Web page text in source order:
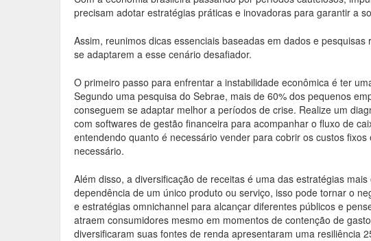
o
o
k
precisam adotar estratégias práticas e inovadoras para garantir a
Assim, reunimos dicas essenciais baseadas em dados e
se adaptarem a esse cenário desafiador.
O primeiro passo para enfrentar a instabilidade econômica é ter
Segundo uma pesquisa do Sebrae, mais de 60% dos pequenos
conseguem se adaptar melhor a períodos de crise. Realize um
com softwares de gestão financeira para acompanhar o fluxo de
entendendo quanto é necessário vender para cobrir os custos
necessário.
Além disso, a diversificação de receitas é uma das estratégias
dependência de um único produto ou serviço, isso pode tornar o
e estratégias omnichannel para alcançar diferentes públicos e
atraem consumidores mesmo em momentos de contenção de
diversificaram suas fontes de renda apresentaram uma resiliência